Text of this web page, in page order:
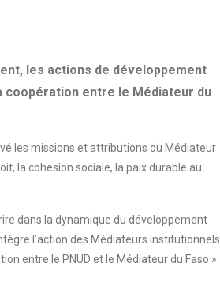
les actions de développement
entre le Médiateur du
les missions et attributions du Médiateur
la cohesion sociale, la paix durable au
dans la dynamique du développement
l’action des Médiateurs institutionnels.
entre le PNUD et le Médiateur du Faso ».